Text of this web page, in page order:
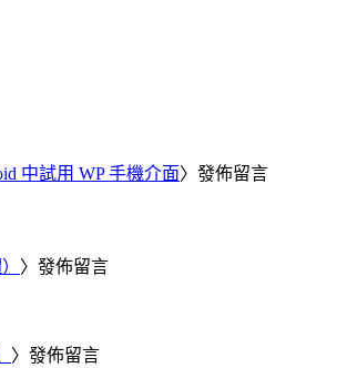
中試用 WP 手機介面〉發佈留言
〉發佈留言
〉發佈留言